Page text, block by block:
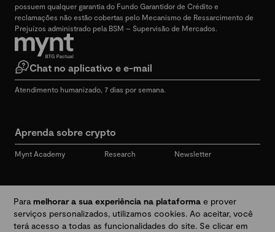
possuem qualquer garantia do Fundo Garantidor de Crédito e
reclamações não estão cobertas pelo Mecanismo de Ressarcimento de
Prejuízos administrado pela BSM – Supervisão de Mercados.
Aprenda sobre crypto
Mynt Academy Research Newsletter
Chat no aplicativo e e-mail
Atendimento humanizado, 7 dias por semana.
Redes sociais
Paramelhorar a sua experiência na plataforma e prover
serviços personalizados, utilizamos cookies. Ao aceitar, você
terá acesso a todas as funcionalidades do site. Se clicar em